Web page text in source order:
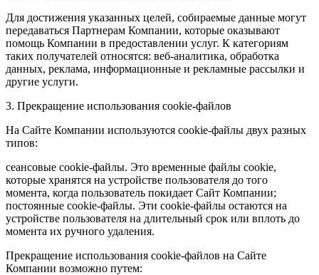
Для достижения указанных целей, собираемые данные могут
передаваться Партнерам Компании, которые оказывают
помощь Компании в предоставлении услуг. К категориям
таких получателей относятся: веб-аналитика, обработка
данных, реклама, информационные и рекламные рассылки и
другие услуги.
3. Прекращение использования cookie-файлов
На Сайте Компании используются cookie-файлы двух разных
типов:
сеансовые cookie-файлы. Это временные файлы cookie,
которые хранятся на устройстве пользователя до того
момента, когда пользователь покидает Сайт Компании;
постоянные cookie-файлы. Эти cookie-файлы остаются на
устройстве пользователя на длительный срок или вплоть до
момента их ручного удаления.
Прекращение использования cookie-файлов на Сайте
Компании возможно путем: